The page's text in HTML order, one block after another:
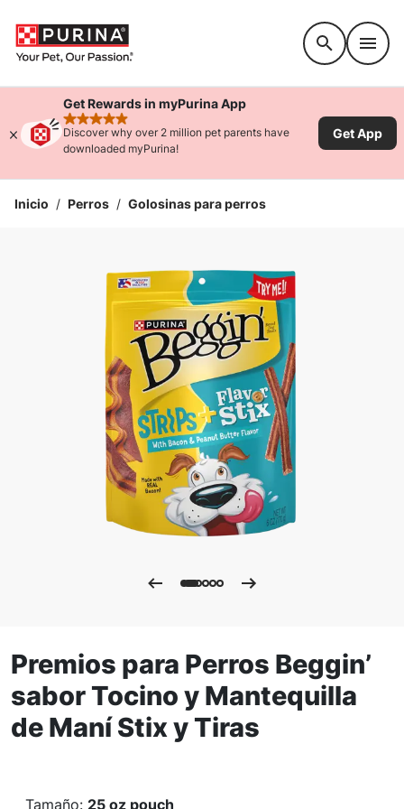
Get Rewards in myPurina App
rated 4.9 stars
Discover why over 2 million pet parents have
downloaded myPurina!
Get App
Inicio / Perros / Golosinas para perros
Ampliar la Imagen
Premios para Perros Beggin’
sabor Tocino y Mantequilla
de Maní Stix y Tiras
Tamaño: 25 oz pouch